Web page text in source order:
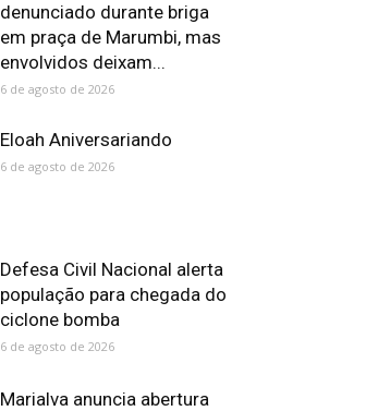
denunciado durante briga
em praça de Marumbi, mas
envolvidos deixam...
6 de agosto de 2026
Eloah Aniversariando
6 de agosto de 2026
Defesa Civil Nacional alerta
população para chegada do
ciclone bomba
6 de agosto de 2026
Marialva anuncia abertura